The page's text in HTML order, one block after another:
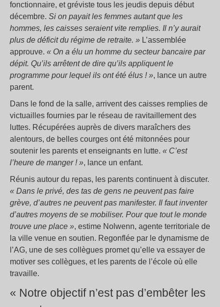
fonctionnaire, et gréviste tous les jeudis depuis début
décembre. Si on payait les femmes autant que les
hommes, les caisses seraient vite remplies. Il n’y aurait
plus de déficit du régime de retraite. » L’assemblée
approuve. « On a élu un homme du secteur bancaire par
dépit. Qu’ils arrêtent de dire qu’ils appliquent le
programme pour lequel ils ont été élus ! », lance un autre
parent.
Dans le fond de la salle, arrivent des caisses remplies de
victuailles fournies par le réseau de ravitaillement des
luttes. Récupérées auprès de divers maraîchers des
alentours, de belles courges ont été mitonnées pour
soutenir les parents et enseignants en lutte. « C’est
l’heure de manger ! », lance un enfant.
Réunis autour du repas, les parents continuent à discuter.
« Dans le privé, des tas de gens ne peuvent pas faire
grève, d’autres ne peuvent pas manifester. Il faut inventer
d’autres moyens de se mobiliser. Pour que tout le monde
trouve une place », estime Nolwenn, agente territoriale de
la ville venue en soutien. Regonflée par le dynamisme de
l’AG, une de ses collègues promet qu’elle va essayer de
motiver ses collègues, et les parents de l’école où elle
travaille.
« Notre objectif n’est pas d’embêter les